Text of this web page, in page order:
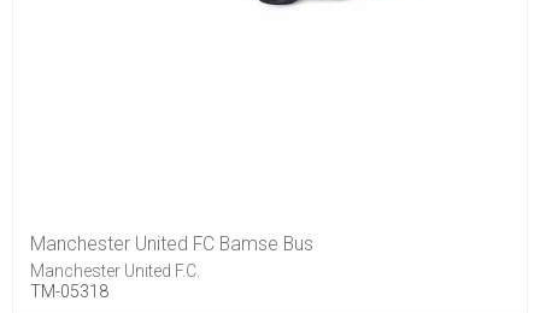
Manchester United FC Bamse Bus
Manchester United F.C.
TM-05318